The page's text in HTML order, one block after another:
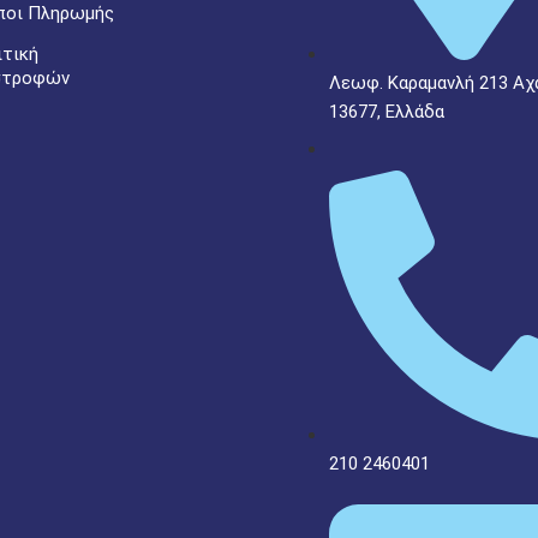
Πληρωμής
Λεωφ. Καραμανλή 213
13677, Ελλάδα
210 2460401